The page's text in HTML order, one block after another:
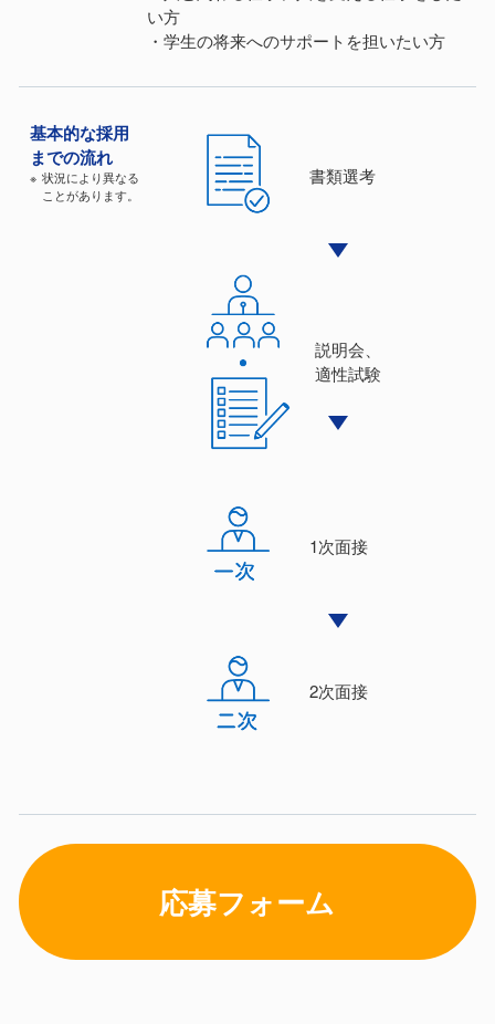
い方
・学生の将来へのサポートを担いたい方
基本的な採⽤
までの流れ
状況により異なる
ことがあります。
書類選考
説明会、
適性試験
1次⾯接
2次⾯接
応募フォーム